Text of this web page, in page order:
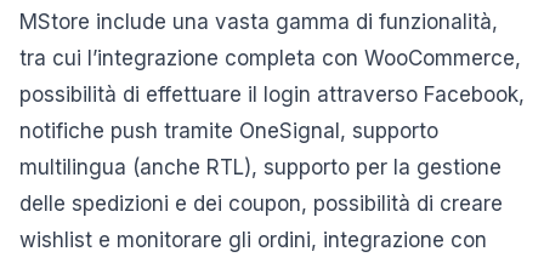
MStore include una vasta gamma di funzionalità,
tra cui l’integrazione completa con WooCommerce,
possibilità di effettuare il login attraverso Facebook,
notifiche push tramite OneSignal, supporto
multilingua (anche RTL), supporto per la gestione
delle spedizioni e dei coupon, possibilità di creare
wishlist e monitorare gli ordini, integrazione con